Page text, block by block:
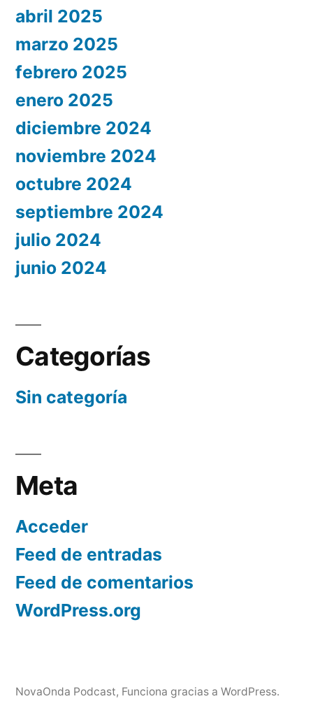
abril 2025
marzo 2025
febrero 2025
enero 2025
diciembre 2024
noviembre 2024
octubre 2024
septiembre 2024
julio 2024
junio 2024
Categorías
Sin categoría
Meta
Acceder
Feed de entradas
Feed de comentarios
WordPress.org
NovaOnda Podcast, Funciona gracias a WordPress.